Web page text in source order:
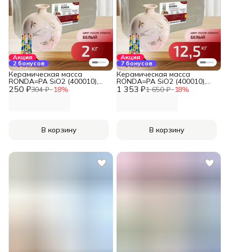
Акция
2 бонусов
250 ₽304 ₽−18%
Керамическая масса
RONDA=PA SiO2 (400010),
Alma de Ceramica (2 кг)
В корзину
Акция
7 бонусов
1 353 ₽1 650 ₽−18%
Керамическая масса
RONDA=PA SiO2 (400010),
Alma de Ceramica (12,5 кг)
В корзину